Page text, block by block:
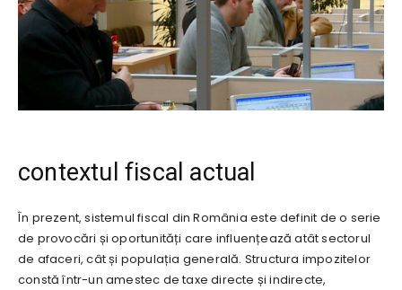
contextul fiscal actual
În prezent, sistemul fiscal din România este definit de o serie
de provocări și oportunități care influențează atât sectorul
de afaceri, cât și populația generală. Structura impozitelor
constă într-un amestec de taxe directe și indirecte,